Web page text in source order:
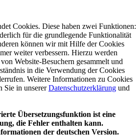
Cookies. Diese haben zwei Funktionen:
für die grundlegende Funktionalität
können wir mit Hilfe der Cookies
weiter verbessern. Hierzu werden
Website-Besuchern gesammelt und
in die Verwendung der Cookies
Weitere Informationen zu Cookies
Sie in unsererDatenschutzerklärung und
Übersetzungsfunktion ist eine
die Fehler enthalten kann.
der deutschen Version.